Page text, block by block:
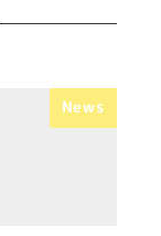
News